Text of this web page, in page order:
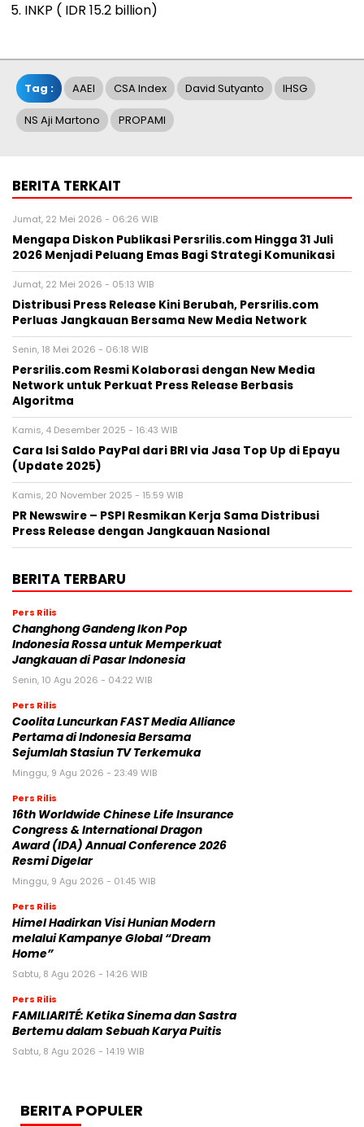
INKP ( IDR 15.2 billion)
Tag : AAEI CSA Index David Sutyanto IHSG
NS Aji Martono PROPAMI
BERITA TERKAIT
Jumat, 22 Mei 2026 - 06:26 WIB
Mengapa Diskon Publikasi Persrilis.com Hingga 31 Juli
2026 Menjadi Peluang Emas Bagi Strategi Komunikasi
Jumat, 22 Mei 2026 - 05:13 WIB
Distribusi Press Release Kini Berubah, Persrilis.com
Perluas Jangkauan Bersama New Media Network
Senin, 18 Mei 2026 - 06:18 WIB
Persrilis.com Resmi Kolaborasi dengan New Media
Network untuk Perkuat Press Release Berbasis
Algoritma
Kamis, 4 Desember 2025 - 16:43 WIB
Cara Isi Saldo PayPal dari BRI via Jasa Top Up di Epayu
(Update 2025)
Kamis, 20 November 2025 - 15:59 WIB
PR Newswire – PSPI Resmikan Kerja Sama Distribusi
Press Release dengan Jangkauan Nasional
BERITA TERBARU
Pers Rilis
Changhong Gandeng Ikon Pop
Indonesia Rossa untuk Memperkuat
Jangkauan di Pasar Indonesia
Senin, 10 Agu 2026 - 04:22 WIB
Pers Rilis
Coolita Luncurkan FAST Media Alliance
Pertama di Indonesia Bersama
Sejumlah Stasiun TV Terkemuka
Minggu, 9 Agu 2026 - 23:49 WIB
Pers Rilis
16th Worldwide Chinese Life Insurance
Congress & International Dragon
Award (IDA) Annual Conference 2026
Resmi Digelar
Minggu, 9 Agu 2026 - 01:45 WIB
Pers Rilis
Himel Hadirkan Visi Hunian Modern
melalui Kampanye Global “Dream
Home”
Sabtu, 8 Agu 2026 - 14:26 WIB
Pers Rilis
FAMILIARITÉ: Ketika Sinema dan Sastra
Bertemu dalam Sebuah Karya Puitis
Sabtu, 8 Agu 2026 - 14:19 WIB
BERITA POPULER